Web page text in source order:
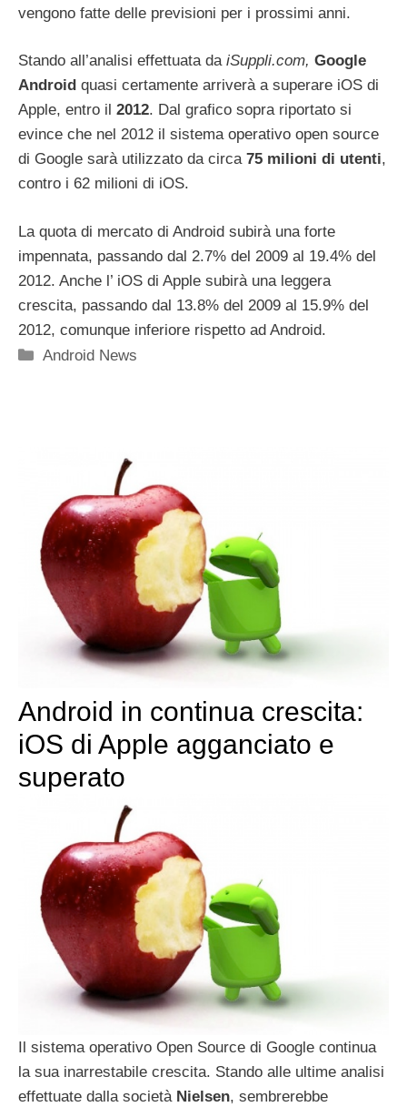
vengono fatte delle previsioni per i prossimi anni.
Stando all’analisi effettuata da iSuppli.com, Google
Android quasi certamente arriverà a superare iOS di
Apple, entro il 2012. Dal grafico sopra riportato si
evince che nel 2012 il sistema operativo open source
di Google sarà utilizzato da circa 75 milioni di utenti,
contro i 62 milioni di iOS.
La quota di mercato di Android subirà una forte
impennata, passando dal 2.7% del 2009 al 19.4% del
2012. Anche l’ iOS di Apple subirà una leggera
crescita, passando dal 13.8% del 2009 al 15.9% del
2012, comunque inferiore rispetto ad Android.
Categorie
Android News
Android in continua crescita:
iOS di Apple agganciato e
superato
Il sistema operativo Open Source di Google continua
la sua inarrestabile crescita. Stando alle ultime analisi
effettuate dalla società Nielsen, sembrerebbe